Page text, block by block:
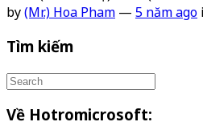
by(Mr.) Hoa Pham — 5 năm ago
Tìm kiếm
Về Hotromicrosoft: